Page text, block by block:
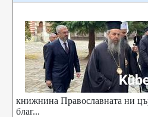
книжнина Православната ни
благ...